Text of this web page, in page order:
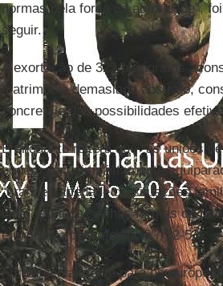
normas pela força da autoridade”,
seguir.
A exortação de 325 parágrafos
matrimônio demasiado abstrato,
concreta e das possibilidades
E enquanto reitera que “as uniões
podem ser “simplistamente
“grande variedade de situações
vida” e critica “velhas formas de
e inclusive pela violência” (52-53).
Fundamentalmente para os europeus,